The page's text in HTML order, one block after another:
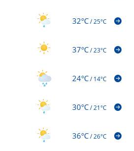
32°C/25°C
37°C/23°C
24°C/14°C
30°C/21°C
36°C/26°C